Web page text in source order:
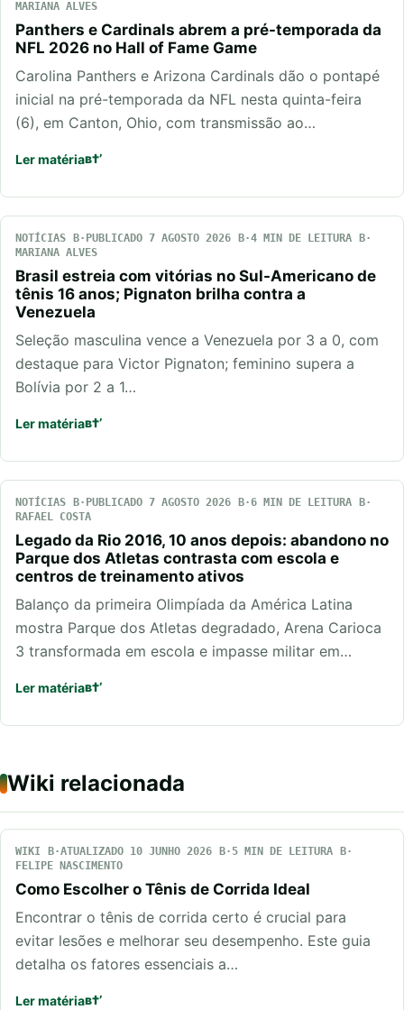
MARIANA ALVES
Panthers e Cardinals abrem a pré-temporada da
NFL 2026 no Hall of Fame Game
Carolina Panthers e Arizona Cardinals dão o pontapé
inicial na pré-temporada da NFL nesta quinta-feira
(6), em Canton, Ohio, com transmissão ao…
Ler matéria
NOTÍCIAS PUBLICADO 7 AGOSTO 2026
4 MIN DE LEITURA
MARIANA ALVES
Brasil estreia com vitórias no Sul-Americano de
tênis 16 anos; Pignaton brilha contra a
Venezuela
Seleção masculina vence a Venezuela por 3 a 0, com
destaque para Victor Pignaton; feminino supera a
Bolívia por 2 a 1…
Ler matéria
NOTÍCIAS PUBLICADO 7 AGOSTO 2026
6 MIN DE LEITURA
RAFAEL COSTA
Legado da Rio 2016, 10 anos depois: abandono no
Parque dos Atletas contrasta com escola e
centros de treinamento ativos
Balanço da primeira Olimpíada da América Latina
mostra Parque dos Atletas degradado, Arena Carioca
3 transformada em escola e impasse militar em…
Ler matéria
Wiki relacionada
WIKI ATUALIZADO 10 JUNHO 2026
5 MIN DE LEITURA
FELIPE NASCIMENTO
Como Escolher o Tênis de Corrida Ideal
Encontrar o tênis de corrida certo é crucial para
evitar lesões e melhorar seu desempenho. Este guia
detalha os fatores essenciais a…
Ler matéria